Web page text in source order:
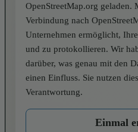
OpenStreetMap.org
Verbindung nach
Unternehmen ermöglicht,
und zu protokollieren. Wir
darüber, was genau mit den
einen Einfluss. Sie nutzen
Verantwortung.
Einmal